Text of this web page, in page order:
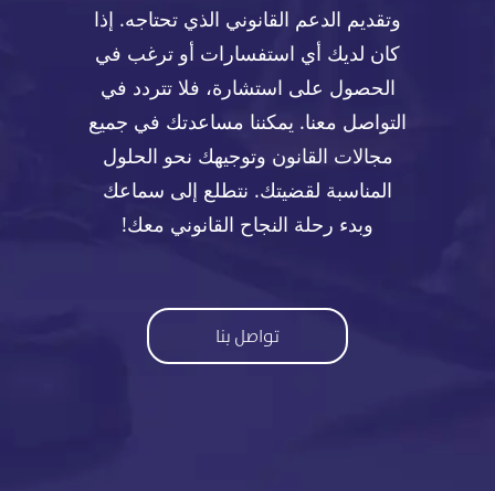
وتقديم الدعم القانوني الذي تحتاجه. إذا
كان لديك أي استفسارات أو ترغب في
الحصول على استشارة، فلا تتردد في
التواصل معنا. يمكننا مساعدتك في جميع
مجالات القانون وتوجيهك نحو الحلول
المناسبة لقضيتك. نتطلع إلى سماعك
وبدء رحلة النجاح القانوني معك!
تواصل بنا